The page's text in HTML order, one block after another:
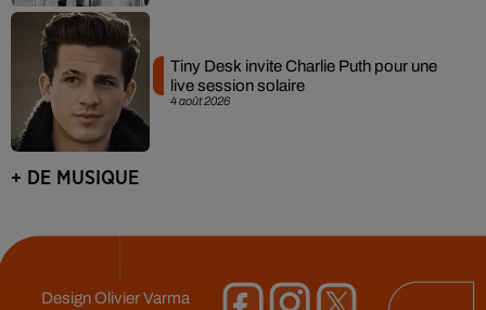
4 août 2026
Tiny Desk invite Charlie Puth pour une
live session solaire
+ DE MUSIQUE
DesignOlivier Varma